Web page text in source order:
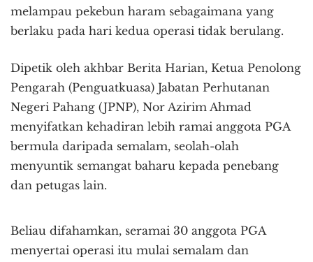
melampau pekebun haram sebagaimana yang
berlaku pada hari kedua operasi tidak berulang.
Dipetik oleh akhbar Berita Harian, Ketua Penolong
Pengarah (Penguatkuasa) Jabatan Perhutanan
Negeri Pahang (JPNP), Nor Azirim Ahmad
menyifatkan kehadiran lebih ramai anggota PGA
bermula daripada semalam, seolah-olah
menyuntik semangat baharu kepada penebang
dan petugas lain.
Beliau difahamkan, seramai 30 anggota PGA
menyertai operasi itu mulai semalam dan